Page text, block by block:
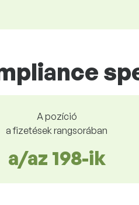
A pozíció
a fizetések rangsorában
a/az 198-ik